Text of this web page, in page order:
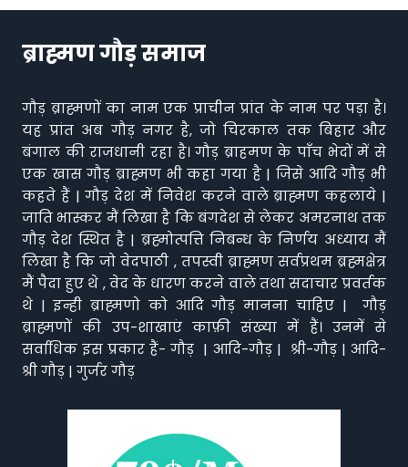
ब्राह्मण गौड़ समाज
गौड़ ब्राह्मणों का नाम एक प्राचीन प्रांत के नाम पर पड़ा है।
यह प्रांत अब गौड़ नगर है, जो चिरकाल तक बिहार और
बंगाल की राजधानी रहा है। गौड़ ब्राहमण के पाँच भेदों में से
एक खास गौड़ ब्राह्मण भी कहा गया है | जिसे आदि गौड़ भी
कहते हैं | गौड़ देश में निवेश करने वाले ब्राह्मण कहलाये |
जाति भास्कर मैं लिखा है कि बंगदेश से लेकर अमरनाथ तक
गौड़ देश स्थित है | ब्रह्मोत्पत्ति निबन्ध के निर्णय अध्याय मैं
लिखा है कि जो वेदपाठी , तपस्वी ब्राह्मण सर्वप्रथम ब्रह्मक्षेत्र
मैं पैदा हुए थे , वेद के धारण करने वाले तथा सदाचार प्रवर्तक
थे | इन्ही ब्राह्मणो को आदि गौड़ मानना चाहिए | गौड़
ब्राह्मणों की उप-शाखाएं काफ़ी संख्या में हैं। उनमें से
सर्वाधिक इस प्रकार हैं- गौड़ | आदि-गौड़ | श्री-गौड़ | आदि-
श्री गौड़ | गुर्जर गौड़